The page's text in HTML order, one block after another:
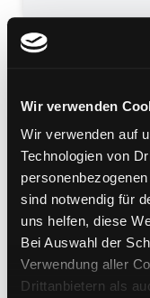
Wir verwenden
Wir verwenden auf
Technologien von
sind notwendig für
uns helfen, diese
Bei Auswahl der
Verwendung aller
Drittanbietern als
Zilly
Übergeordnetes
Beschreibung
Mehr